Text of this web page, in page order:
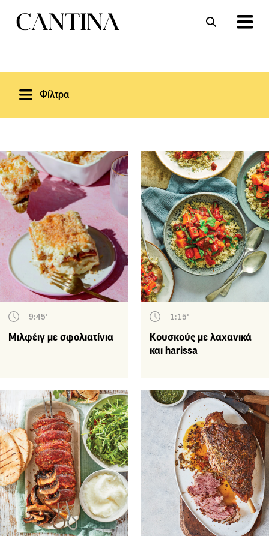
Φίλτρα
9:45'
Μιλφέιγ με σφολιατίνια
1:15'
Κουσκούς με λαχανικά
και harissa